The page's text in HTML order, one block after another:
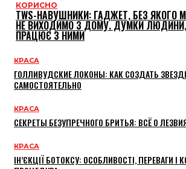
КОРИСНО
TWS-НАВУШНИКИ: ГАДЖЕТ, БЕЗ ЯКОГО
НЕ ВИХОДИМО З ДОМУ. ДУМКИ
ПРАЦЮЄ З НИМИ
КРАСА
ГОЛЛИВУДСКИЕ ЛОКОНЫ: КАК СОЗДАТЬ
САМОСТОЯТЕЛЬНО
КРАСА
СЕКРЕТЫ БЕЗУПРЕЧНОГО БРИТЬЯ: ВСЁ О
КРАСА
ІН’ЄКЦІЇ БОТОКСУ: ОСОБЛИВОСТІ, ПЕРЕВАГИ І